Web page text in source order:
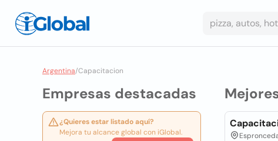
Argentina/Capacitacion
Empresas destacadas
¿Quieres estar listado aquí?
Mejora tu alcance global con iGlobal.